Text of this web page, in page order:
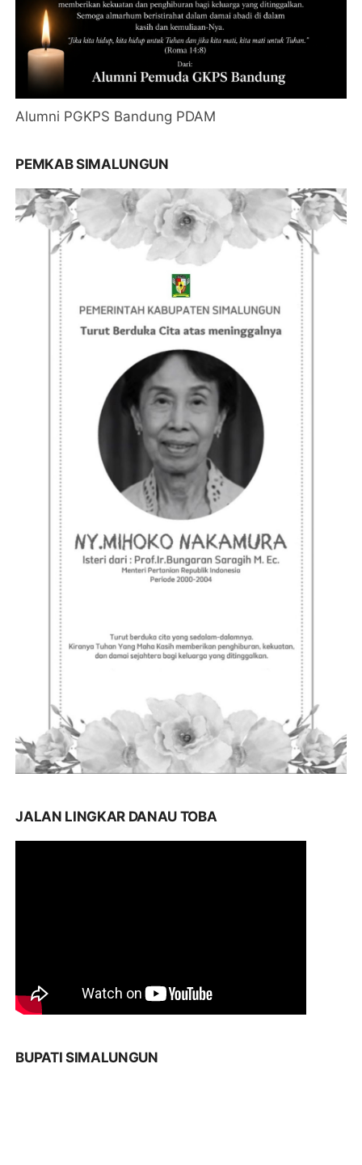
Alumni PGKPS Bandung PDAM
PEMKAB SIMALUNGUN
JALAN LINGKAR DANAU TOBA
BUPATI SIMALUNGUN